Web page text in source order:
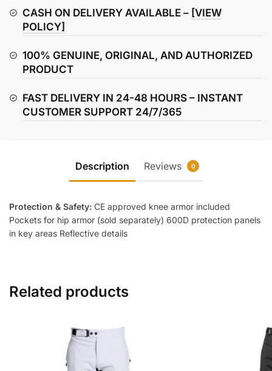
CASH ON DELIVERY AVAILABLE – [VIEW
POLICY]
100% GENUINE, ORIGINAL, AND AUTHORIZED
PRODUCT
FAST DELIVERY IN 24-48 HOURS – INSTANT
CUSTOMER SUPPORT 24/7/365
Description Reviews 0
Protection & Safety: CE approved knee armor included
Pockets for hip armor (sold separately) 600D protection panels
in key areas Reflective details
Related products